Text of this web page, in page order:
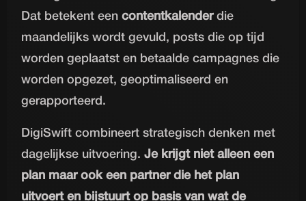
Dat betekent eencontentkalenderdie
maandelijks wordt gevuld, posts die op tijd
worden geplaatst en betaalde campagnes die
worden opgezet, geoptimaliseerd en
gerapporteerd.
DigiSwift combineert strategisch denken met
dagelijkse uitvoering.Je krijgt niet alleen een
plan maar ook een partner die het plan
uitvoert en bijstuurt op basis van wat de